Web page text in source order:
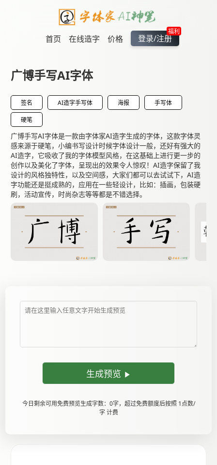
首页 在线造字 价格
福利
登录/注册
广博手写AI字体
签名 AI造字手写体 海报 手写体
硬笔
广博手写AI字体是一款由字体家AI造字生成的字体，这款字体灵
感来源于硬笔，小编书写设计时候字体设计一般，还好有强大的
AI造字，它吸收了我的字体模型风格，在这基础上进行更一步的
创作以及美化了字体，呈现出的效果令人惊叹！AI造字保留了我
设计的风格独特性，以及空间感，大家们都可以去试试下，AI造
字功能还是挺成熟的，应用在一些轻设计，比如：插画，包装硬
刷，活动宣传，时尚杂志等等都是不错选择。
生成预览
今日剩余可用免费预览生成字数：0字，超过免费额度后按照 1点数/
字 计费